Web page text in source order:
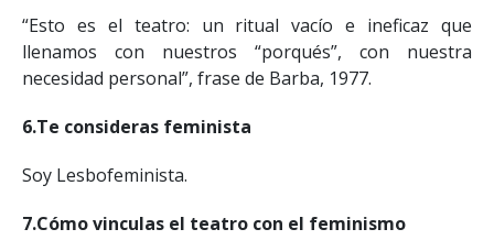
“Esto es el teatro: un ritual vacío e ineficaz que
llenamos con nuestros “porqués”, con nuestra
necesidad personal”, frase de Barba, 1977.
6.Te consideras feminista
Soy Lesbofeminista.
7.Cómo vinculas el teatro con el feminismo